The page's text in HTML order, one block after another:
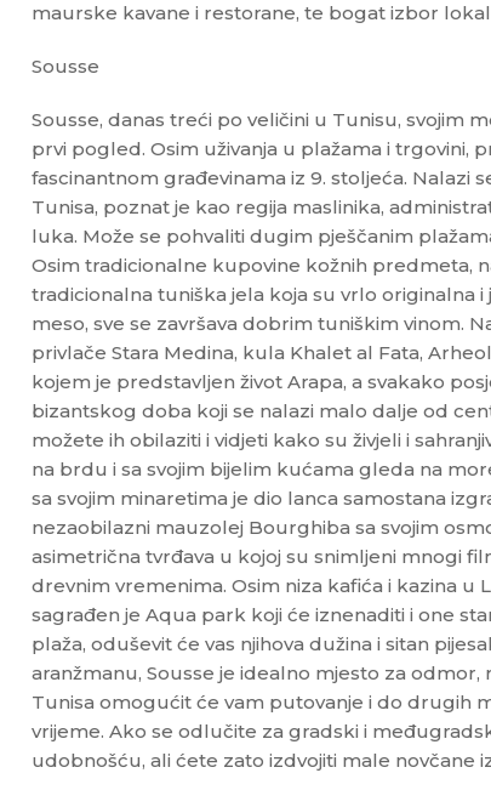
maurske kavane i restorane, te bogat izbor
Sousse
Sousse, danas treći po veličini u Tunisu, svojim
prvi pogled. Osim uživanja u plažama i trgovini,
fascinantnom građevinama iz 9. stoljeća. Nalazi
Tunisa, poznat je kao regija maslinika,
luka. Može se pohvaliti dugim pješčanim
Osim tradicionalne kupovine kožnih predmeta,
tradicionalna tuniška jela koja su vrlo originalna i
meso, sve se završava dobrim tuniškim vinom.
privlače Stara Medina, kula Khalet al Fata,
kojem je predstavljen život Arapa, a svakako
bizantskog doba koji se nalazi malo dalje od
možete ih obilaziti i vidjeti kako su živjeli i
na brdu i sa svojim bijelim kućama gleda na
sa svojim minaretima je dio lanca samostana
nezaobilazni mauzolej Bourghiba sa svojim
asimetrična tvrđava u kojoj su snimljeni mnogi
drevnim vremenima. Osim niza kafića i kazina u
sagrađen je Aqua park koji će iznenaditi i one
plaža, oduševit će vas njihova dužina i sitan
aranžmanu, Sousse je idealno mjesto za
Tunisa omogućit će vam putovanje i do drugih
vrijeme. Ako se odlučite za gradski i
udobnošću, ali ćete zato izdvojiti male novčane